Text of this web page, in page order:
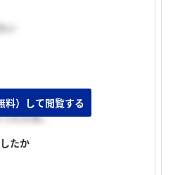
たため。
たか
料）して閲覧する